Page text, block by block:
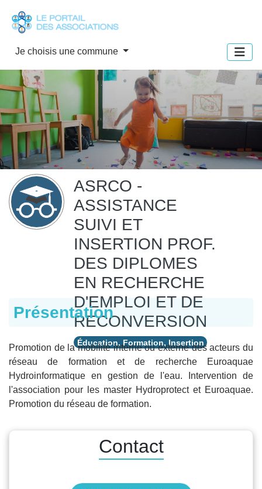
Je choisis une commune
ASRCO -
ASSISTANCE
SUIVI ET
INSERTION PROF.
DES DIPLOMES
EN RECHERCHE
D'EMPLOI ET DE
RECONVERSION
Éducation, Formation, Insertion
Présentation
Promotion de la mobilité interne ou externe des acteurs du
réseau de formation et de recherche Euroaquae
Hydroinformatique en gestion de l'eau. Intervention de
l'association pour les master Hydroprotect et Euroaquae.
Promotion du réseau de formation.
Contact